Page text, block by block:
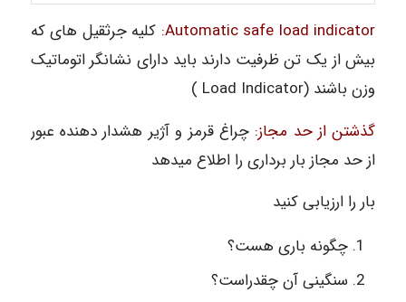
Automatic safe load indicator: کلیه جرثقیل های که
بیش از یک تن ظرفیت دارند باید دارای نشانگر اتوماتیک
وزن باشند (Load Indicator )
گذشتن از حد مجاز: چراغ قرمز و آژیر هشدار دهنده عبور
از حد مجاز بار برداری را اطلاع میدهد
بار را ارزیابی کنید
چگونه باری هست؟
سنگینی آن چقدراست؟